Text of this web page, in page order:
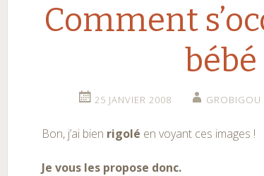
Comment
bébé
25 JANVIER 2008 GROBIGOU
Bon, j’ai bien rigolé en voyant ces images !
Je vous les propose donc.